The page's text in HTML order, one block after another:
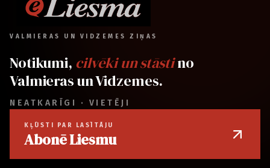
VALMIERAS UN VIDZEMES ZIŅAS
Notikumi, cilvēki un stāstino
Valmieras un Vidzemes.
NEATKARĪGI · VIETĒJI
KĻŪSTI PAR LASĪTĀJU
Abonē Liesmu